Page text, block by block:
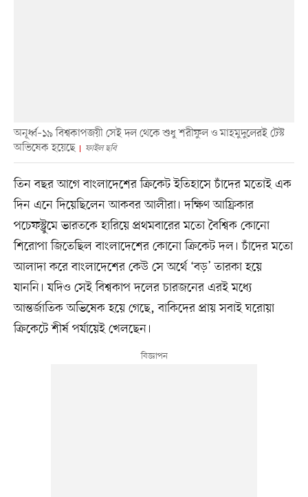
অনূর্ধ্ব–১৯ বিশ্বকাপজয়ী সেই দল থেকে শুধু শরীফুল ও মাহমুদুলেরই টেস্ট
অভিষেক হয়েছে
ফাইল ছবি
তিন বছর আগে বাংলাদেশের ক্রিকেট ইতিহাসে চাঁদের মতোই এক
দিন এনে দিয়েছিলেন আকবর আলীরা। দক্ষিণ আফ্রিকার
পচেফস্ট্রুমে ভারতকে হারিয়ে প্রথমবারের মতো বৈশ্বিক কোনো
শিরোপা জিতেছিল বাংলাদেশের কোনো ক্রিকেট দল। চাঁদের মতো
আলাদা করে বাংলাদেশের কেউ সে অর্থে ‘বড়’ তারকা হয়ে
যাননি। যদিও সেই বিশ্বকাপ দলের চারজনের এরই মধ্যে
আন্তর্জাতিক অভিষেক হয়ে গেছে, বাকিদের প্রায় সবাই ঘরোয়া
ক্রিকেটে শীর্ষ পর্যায়েই খেলছেন।